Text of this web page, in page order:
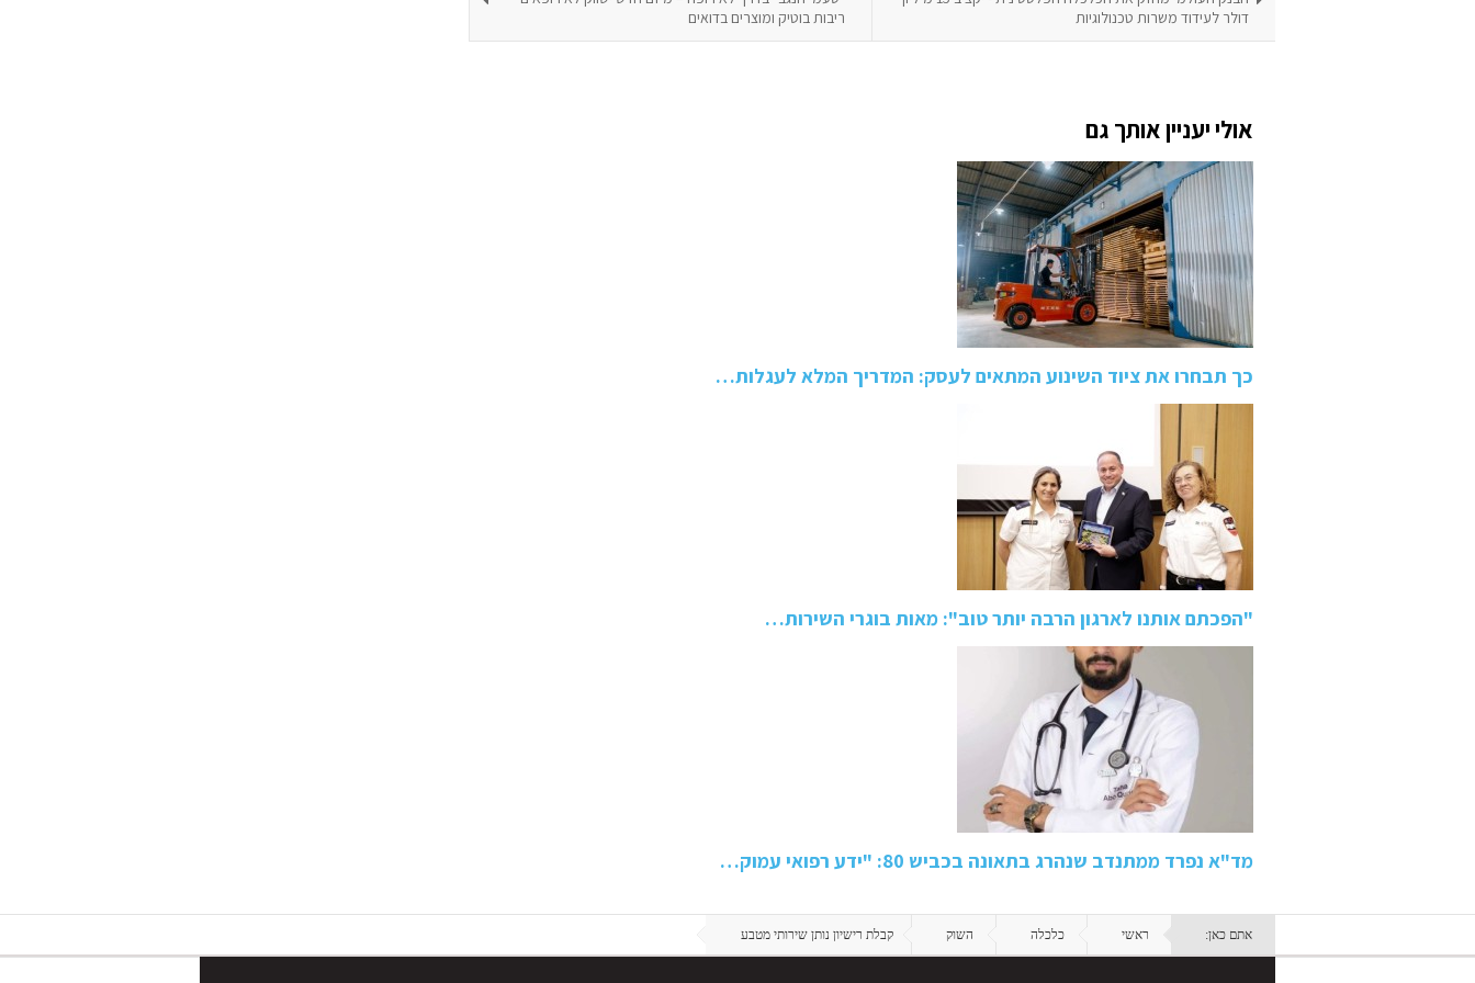
ריבות בוטיק ומוצרים בדואים
דולר לעידוד משרות טכנולוגיות
אולי יעניין אותך גם
כך תבחרו את ציוד השינוע המתאים לעסק: המדריך המלא לעגלות…
"הפכתם אותנו לארגון הרבה יותר טוב": מאות בוגרי השירות…
מד"א נפרד ממתנדב שנהרג בתאונה בכביש 80: "ידע רפואי עמוק…
אתם כאן: ראשי כלכלה השוק קבלת רישיון נותן שירותי מטבע